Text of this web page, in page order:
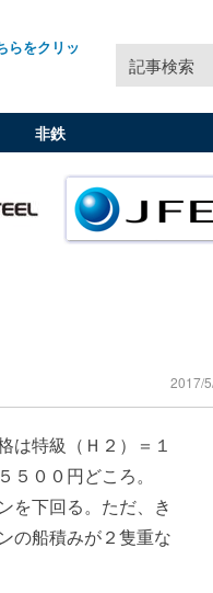
らをクリッ
記事検索
非鉄
2017/
は特級（Ｈ２）＝１
５００円どころ。
を下回る。ただ、き
の船積みが２隻重な